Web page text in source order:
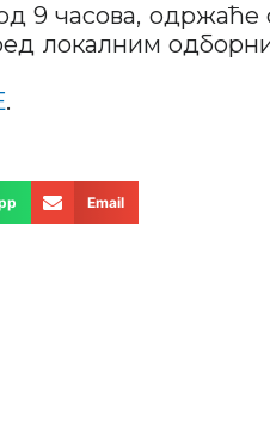
од 9 часова,
локалним
.
Email